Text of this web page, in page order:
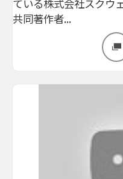
ている株式会社スクウ
共同著作者...